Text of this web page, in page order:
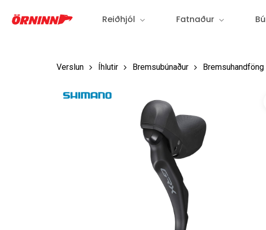
Reiðhjól Fatnaður
Verslun Íhlutir Bremsubúnaður Bremsuhandföng